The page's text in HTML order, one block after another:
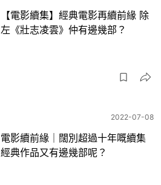
【電影續集】經典電影再續前緣 除
左《壯志凌雲》仲有邊幾部？
2022-07-08
電影續前緣｜闊別超過十年嘅續集
經典作品又有邊幾部呢？